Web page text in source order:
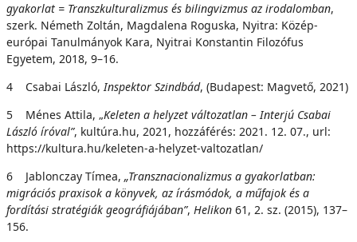
gyakorlat = Transzkulturalizmus és bilingvizmus az irodalomban,
szerk. Németh Zoltán, Magdalena Roguska, Nyitra: Közép-
európai Tanulmányok Kara, Nyitrai Konstantin Filozófus
Egyetem, 2018, 9–16.
4 Csabai László,Inspektor Szindbád, (Budapest: Magvető, 2021)
5 Ménes Attila, „Keleten a helyzet változatlan – Interjú Csabai
László íróval”, kultúra.hu, 2021, hozzáférés: 2021. 12. 07., url:
https://kultura.hu/keleten-a-helyzet-valtozatlan/
6 Jablonczay Tímea, „Transznacionalizmus a gyakorlatban:
migrációs praxisok a könyvek, az írásmódok, a műfajok és a
fordítási stratégiák geográfiájában”, Helikon 61, 2. sz. (2015), 137–
156.